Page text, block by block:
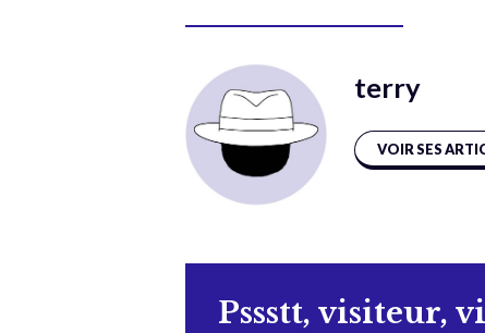
terry
VOIR SES
Pssstt, visiteur,